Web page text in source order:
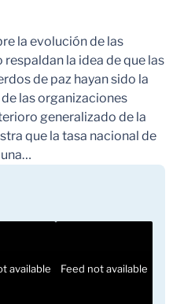
la evolución de las
la idea de que las
de paz hayan sido la
las organizaciones
generalizado de la
que la tasa nacional de
available Feed not available